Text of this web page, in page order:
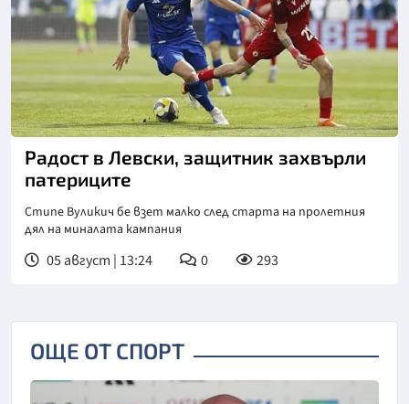
Радост в Левски, защитник захвърли
патериците
Стипе Вуликич бе взет малко след старта на пролетния
дял на миналата кампания
05 август | 13:24 0 293
ОЩЕ ОТ СПОРТ